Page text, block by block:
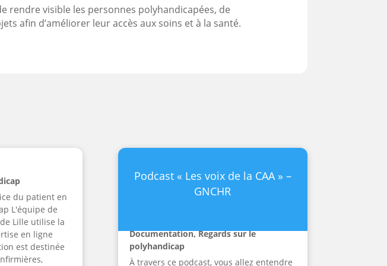
rendre visible les personnes polyhandicapées, de
afin d’améliorer leur accès aux soins et à la santé.
du patient en
L'équipe de
Lille utilise la
en ligne
est destinée
Podcast « Les voix de la CAA » –
GNCHR
Documentation,Regards sur le
polyhandicap
À travers ce podcast, vous allez entendre